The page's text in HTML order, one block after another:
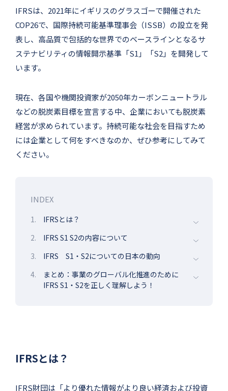
IFRSは、2021年にイギリスのグラスゴーで開催された
COP26で、国際持続可能基準理事会（ISSB）の設立を発
表し、高品質で包括的な世界でのベースラインとなるサ
ステナビリティの情報開示基準「S1」「S2」を開発して
います。
現在、各国や機関投資家が2050年カーボンニュートラル
などの脱炭素目標を宣言する中、企業においても脱炭素
経営が求められています。持続可能な社会を目指すため
には企業として何をすべきなのか、ぜひ参考にしてみて
ください。
INDEX
1.
IFRSとは？
2.
IFRS S1 S2の内容について
3.
IFRS S1・S2についての日本の動向
4.
まとめ：事業のグローバル化推進のために
IFRS S1・S2を正しく理解しよう！
IFRSとは？
IFRS財団は「より優れた情報がより良い経済および投資